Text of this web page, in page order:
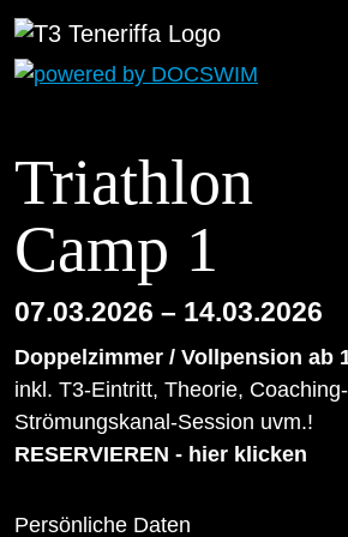
Triathlon
Camp 1
07.03.2026 – 14.03.2026
Doppelzimmer / Vollpension ab
inkl. T3-Eintritt, Theorie,
Strömungskanal-Session uvm.!
RESERVIEREN - hier klicken
Persönliche Daten